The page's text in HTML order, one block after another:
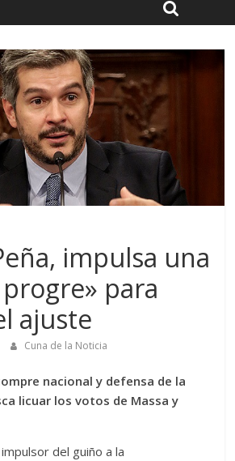
impulsa una
para
ajuste
Cuna de la Noticia
nacional y defensa de la
licuar los votos de Massa y
del guiño a la